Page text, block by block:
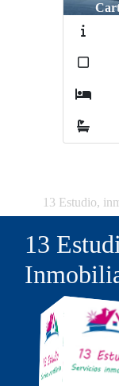
13 Estudio,
13